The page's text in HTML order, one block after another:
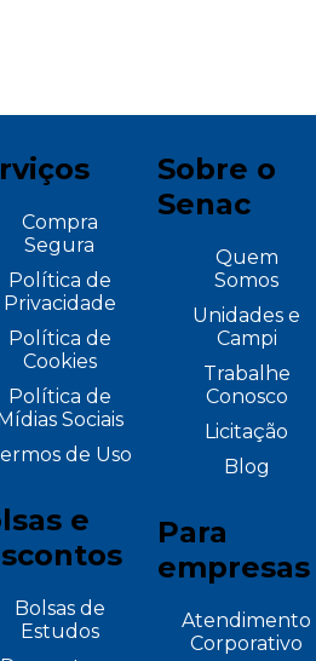
Compra
Segura
Política de
Privacidade
Política de
Cookies
Política de
Sociais
de Uso
e
Bolsas de
Estudos
Sobre o
Senac
Quem
Somos
Unidades e
Campi
Trabalhe
Conosco
Licitação
Blog
Para
empresas
Atendimento
Corporativo